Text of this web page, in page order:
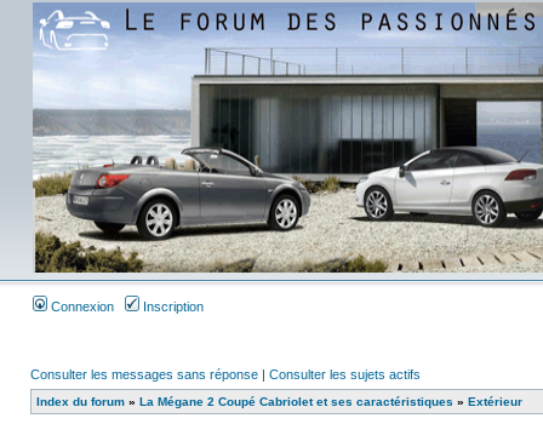
Connexion Inscription
Consulter les messages sans réponse | Consulter les sujets actifs
Index du forum » La Mégane 2 Coupé Cabriolet et ses caractéristiques » Extérieur